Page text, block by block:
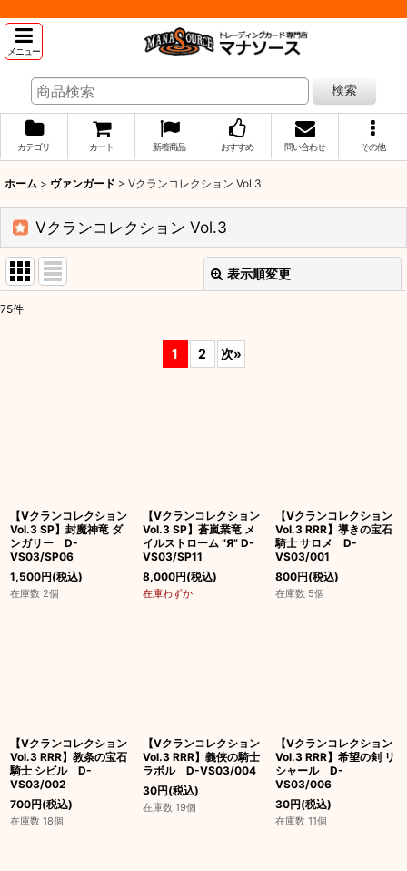
メニュー
検索
カテゴリ カート 新着商品 おすすめ 問い合わせ その他
ホーム > ヴァンガード > Vクランコレクション Vol.3
Vクランコレクション Vol.3
表示順変更
75件
1 2 次»
【Vクランコレクション
Vol.3 SP】封魔神竜 ダ
ンガリー D-
VS03/SP06
1,500円(税込)
在庫数 2個
【Vクランコレクション
Vol.3 SP】蒼嵐業竜 メ
イルストローム “Я” D-
VS03/SP11
8,000円(税込)
在庫わずか
【Vクランコレクション
Vol.3 RRR】導きの宝石
騎士 サロメ D-
VS03/001
800円(税込)
在庫数 5個
【Vクランコレクション
Vol.3 RRR】教条の宝石
騎士 シビル D-
VS03/002
700円(税込)
在庫数 18個
【Vクランコレクション
Vol.3 RRR】義侠の騎士
ラボル D-VS03/004
30円(税込)
在庫数 19個
【Vクランコレクション
Vol.3 RRR】希望の剣 リ
シャール D-
VS03/006
30円(税込)
在庫数 11個